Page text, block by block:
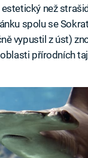
než
spolu se
vypustil z úst)
oblasti přírodních